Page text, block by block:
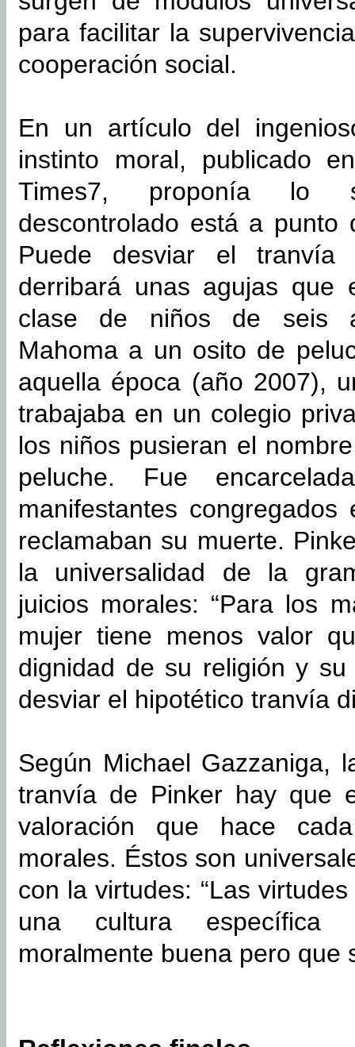
para facilitar la
cooperación social.
En un artículo del
instinto moral, publicado
Times7, proponía lo
descontrolado está a
Puede desviar el
derribará unas agujas que
clase de niños de seis
Mahoma a un osito de
aquella época (año 2007),
trabajaba en un colegio
los niños pusieran el
peluche. Fue
manifestantes
reclamaban su muerte.
la universalidad de la
juicios morales: “Para los
mujer tiene menos valor
dignidad de su religión y
desviar el hipotético tranvía
Según Michael Gazzaniga,
tranvía de Pinker hay que
valoración que hace
morales. Éstos son
con la virtudes: “Las
una cultura específica
moralmente buena pero que